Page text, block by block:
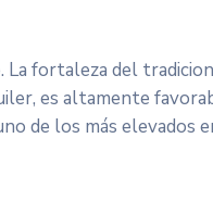
fortaleza del
es altamente
de los más elevados